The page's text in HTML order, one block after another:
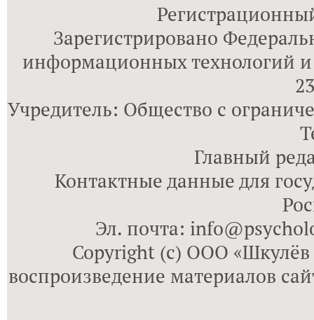
Зарегистрировано
информационных технологий
Учредитель: Общество с
Главный
Контактные данные для
Эл. почта:
Copyright (с) ООО
воспроизведение материалов